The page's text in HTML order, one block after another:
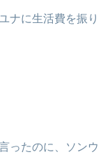
ナに生活費を振り
ったのに、ソンウ